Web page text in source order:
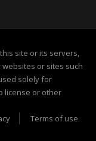
site or its servers,
or sites such
solely for
license or other
Terms of use